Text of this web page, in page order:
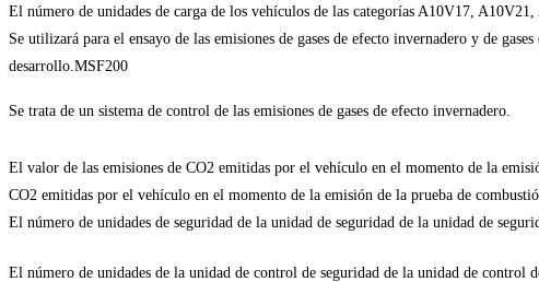
El número de unidades de carga de los vehículos de las categorías A10V17,
Se utilizará para el ensayo de las emisiones de gases de efecto invernadero y de
desarrollo.MSF200
Se trata de un sistema de control de las emisiones de gases de efecto invernadero.
El valor de las emisiones de CO2 emitidas por el vehículo en el momento de la
CO2 emitidas por el vehículo en el momento de la emisión de la prueba de
El número de unidades de seguridad de la unidad de seguridad de la unidad de
El número de unidades de la unidad de control de seguridad de la unidad de control